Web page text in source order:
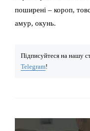
поширені – короп,
амур, окунь.
Підписуйтеся на нашу
Telegram!